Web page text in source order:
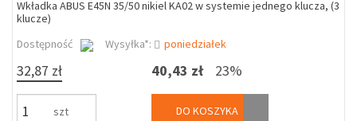
Wkładka ABUS E45N 35/50 nikiel KA02 w systemie jednego klucza, (3
klucze)
Dostępność
Wysyłka*: poniedziałek
32,87 zł
szt
40,43 zł 23%
DO KOSZYKA